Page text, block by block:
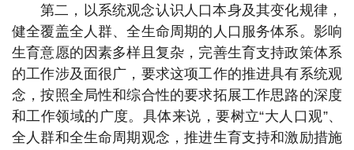
第二，以系统观念认识人口本身及其变化规律，
健全覆盖全人群、全生命周期的人口服务体系。影响
生育意愿的因素多样且复杂，完善生育支持政策体系
的工作涉及面很广，要求这项工作的推进具有系统观
念，按照全局性和综合性的要求拓展工作思路的深度
和工作领域的广度。具体来说，要树立“大人口观”、
全人群和全生命周期观念，推进生育支持和激励措施